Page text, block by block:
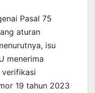
Pasal 75
aturan
isu
menerima
verifikasi
19 tahun 2023